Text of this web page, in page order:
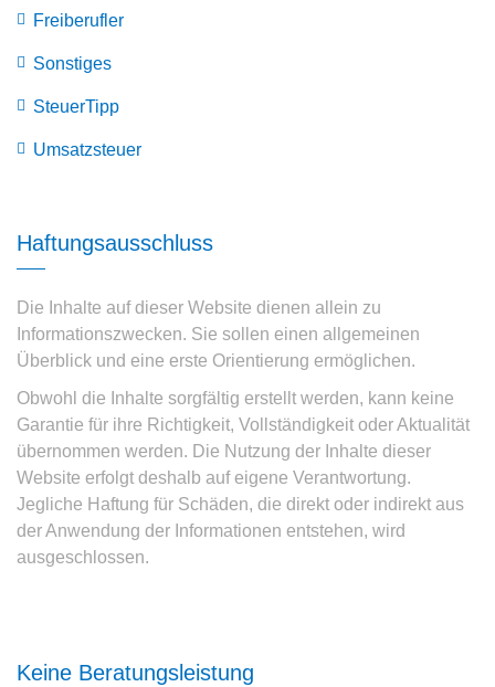
Freiberufler
Sonstiges
SteuerTipp
Umsatzsteuer
Haftungsausschluss
Die Inhalte auf dieser Website dienen allein zu
Informationszwecken. Sie sollen einen allgemeinen
Überblick und eine erste Orientierung ermöglichen.
Obwohl die Inhalte sorgfältig erstellt werden, kann keine
Garantie für ihre Richtigkeit, Vollständigkeit oder Aktualität
übernommen werden. Die Nutzung der Inhalte dieser
Website erfolgt deshalb auf eigene Verantwortung.
Jegliche Haftung für Schäden, die direkt oder indirekt aus
der Anwendung der Informationen entstehen, wird
ausgeschlossen.
Keine Beratungsleistung